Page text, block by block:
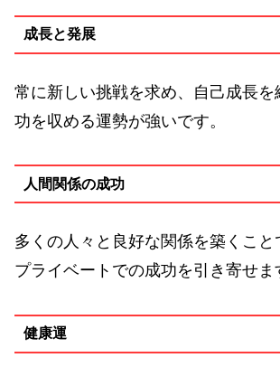
成長と発展
常に新しい挑戦を求め、自己成長
功を収める運勢が強いです。
人間関係の成功
多くの人々と良好な関係を築くこと
プライベートでの成功を引き寄せま
健康運